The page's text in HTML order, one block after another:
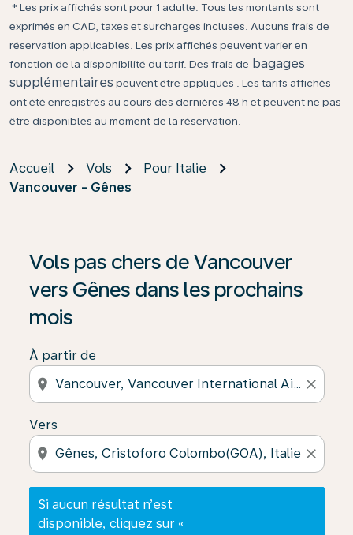
* Les prix affichés sont pour 1 adulte. Tous les montants sont
exprimés en CAD, taxes et surcharges incluses. Aucuns frais de
réservation applicables. Les prix affichés peuvent varier en
fonction de la disponibilité du tarif. Des frais de bagages
supplémentaires peuvent être appliqués . Les tarifs affichés
ont été enregistrés au cours des dernières 48 h et peuvent ne pas
être disponibles au moment de la réservation.
Accueil Vols
Pour Italie
Vancouver - Gênes
Vols pas chers de Vancouver
vers Gênes dans les prochains
mois
À partir de
location_on close
Vers
location_on close
Si aucun résultat n’est
disponible, cliquez sur «
Si aucun résultat n’est disponible, cliquez sur «